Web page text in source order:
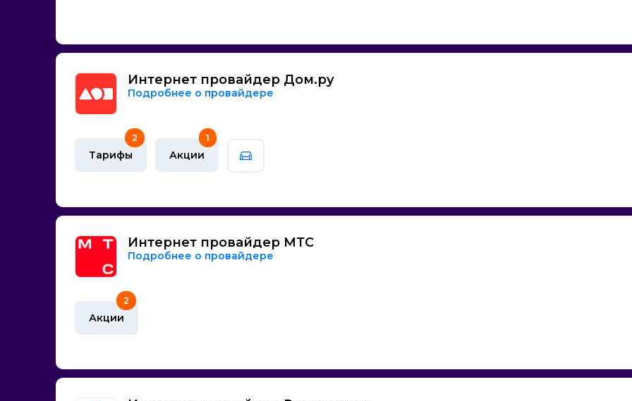
Заволга.Нет
Лан Системс
ЛайвКомм
Мегафон
Нетис Телеком
ТК Центр
Интернет провайдер Дом.ру
Подробнее о провайдере
Тарифы
2
Акции
1
Интернет провайдер МТС
Подробнее о провайдере
Акции
2